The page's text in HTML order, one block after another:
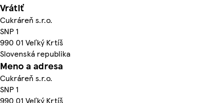
Vrátiť
Cukráreň s.r.o.
SNP 1
990 01 Veľký Krtíš
Slovenská republika
Meno a adresa
Cukráreň s.r.o.
SNP 1
990 01 Veľký Krtíš